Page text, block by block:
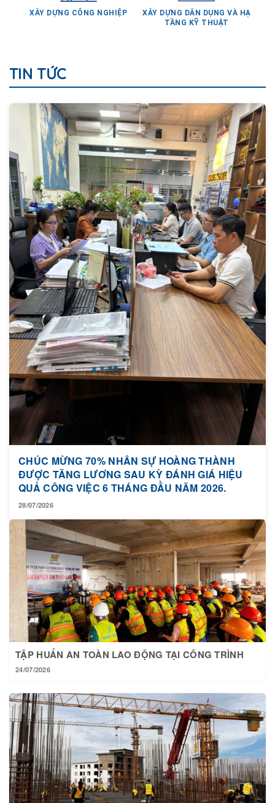
XÂY DỰNG CÔNG NGHIỆP
XÂY DỰNG DÂN DỤNG VÀ HẠ
TẦNG KỸ THUẬT
TIN TỨC
CHÚC MỪNG 70% NHÂN SỰ HOÀNG THÀNH
ĐƯỢC TĂNG LƯƠNG SAU KỲ ĐÁNH GIÁ HIỆU
QUẢ CÔNG VIỆC 6 THÁNG ĐẦU NĂM 2026.
28/07/2026
TẬP HUẤN AN TOÀN LAO ĐỘNG TẠI CÔNG TRÌNH
24/07/2026